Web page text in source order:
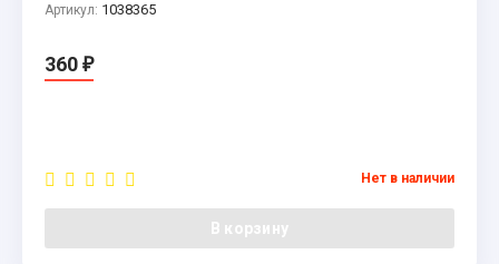
Артикул: 1038365
360 ₽
Нет в наличии
В корзину